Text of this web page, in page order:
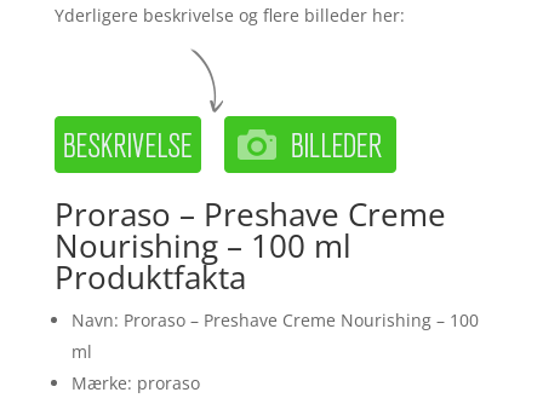
Yderligere beskrivelse og flere billeder her:
Proraso – Preshave Creme
Nourishing – 100 ml
Produktfakta
Navn: Proraso – Preshave Creme Nourishing – 100
ml
Mærke: proraso